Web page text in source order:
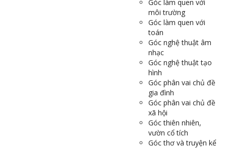
Góc làm quen với
môi trường
Góc làm quen với
toán
Góc nghệ thuật âm
nhạc
Góc nghệ thuật tạo
hình
Góc phân vai chủ đề
gia đình
Góc phân vai chủ đề
xã hội
Góc thiên nhiên,
vườn cổ tích
Góc thơ và truyện kể